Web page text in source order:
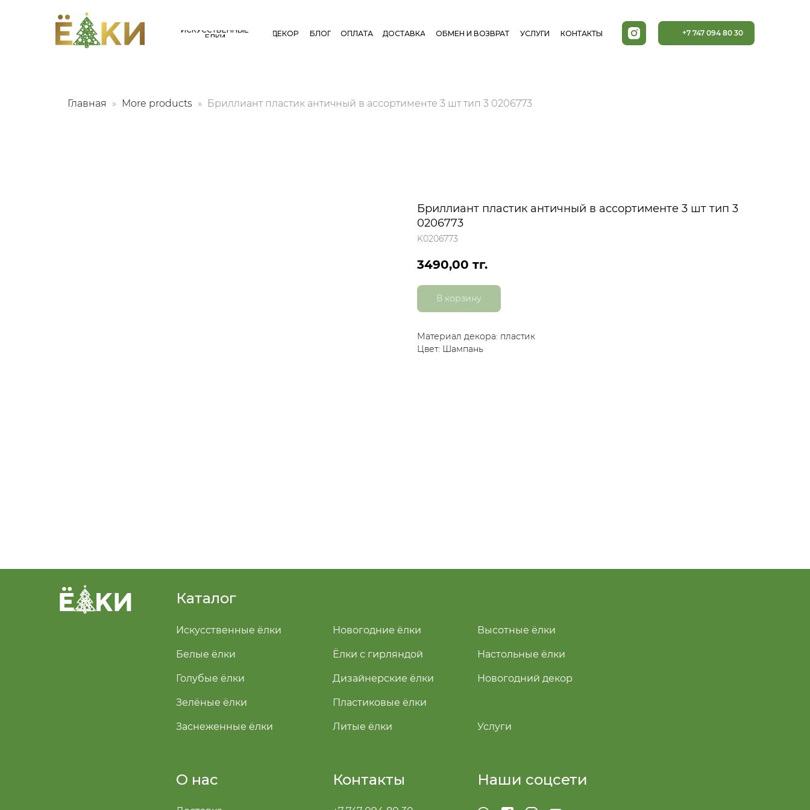
+7 747 094 80 30
КОНТАКТЫ
УСЛУГИ
ОБМЕН И ВОЗВРАТ
ДОСТАВКА
ОПЛАТА
БЛОГ
ДЕКОР
ИСКУССТВЕННЫЕ
ЕЛКИ
Главная More products Бриллиант пластик античный в ассортименте 3 шт тип 3 0206773
Бриллиант пластик античный в ассортименте 3 шт тип 3
0206773
K0206773
3490,00 тг.
В корзину
Материал декора: пластик
Цвет: Шампань
О нас
Каталог
Контакты Наши соцсети
Искусственные ёлки
Белые ёлки
Голубые ёлки
Зелёные ёлки
Заснеженные ёлки
Новогодние ёлки
Ёлки с гирляндой
Дизайнерские ёлки
Пластиковые ёлки
Литые ёлки
Высотные ёлки
Настольные ёлки
Услуги
Новогодний декор